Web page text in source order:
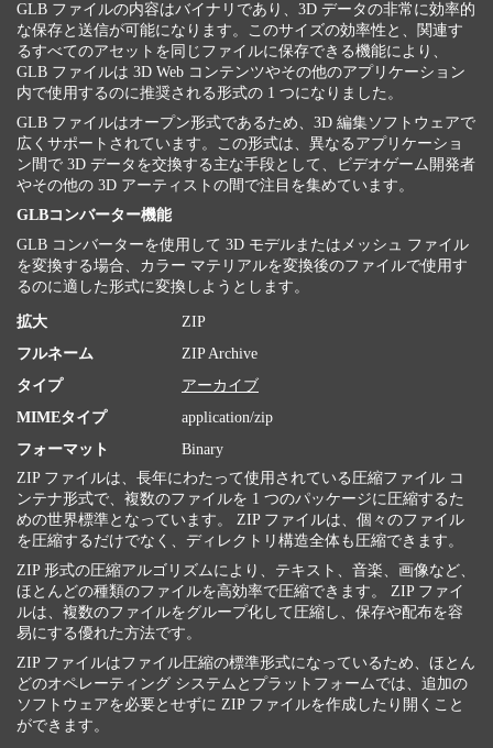
GLB ファイルの内容はバイナリであり、3D データの非常に効率的
な保存と送信が可能になります。このサイズの効率性と、関連す
るすべてのアセットを同じファイルに保存できる機能により、
GLB ファイルは 3D Web コンテンツやその他のアプリケーション
内で使用するのに推奨される形式の 1 つになりました。
GLB ファイルはオープン形式であるため、3D 編集ソフトウェアで
広くサポートされています。この形式は、異なるアプリケーショ
ン間で 3D データを交換する主な手段として、ビデオゲーム開発者
やその他の 3D アーティストの間で注目を集めています。
GLBコンバーター機能
GLB コンバーターを使用して 3D モデルまたはメッシュ ファイル
を変換する場合、カラー マテリアルを変換後のファイルで使用す
るのに適した形式に変換しようとします。
拡大
ZIP
フルネーム
ZIP Archive
タイプ
アーカイブ
MIMEタイプ
application/zip
フォーマット
Binary
ZIP ファイルは、長年にわたって使用されている圧縮ファイル コ
ンテナ形式で、複数のファイルを 1 つのパッケージに圧縮するた
めの世界標準となっています。 ZIP ファイルは、個々のファイル
を圧縮するだけでなく、ディレクトリ構造全体も圧縮できます。
ZIP 形式の圧縮アルゴリズムにより、テキスト、音楽、画像など、
ほとんどの種類のファイルを高効率で圧縮できます。 ZIP ファイ
ルは、複数のファイルをグループ化して圧縮し、保存や配布を容
易にする優れた方法です。
ZIP ファイルはファイル圧縮の標準形式になっているため、ほとん
どのオペレーティング システムとプラットフォームでは、追加の
ソフトウェアを必要とせずに ZIP ファイルを作成したり開くこと
ができます。